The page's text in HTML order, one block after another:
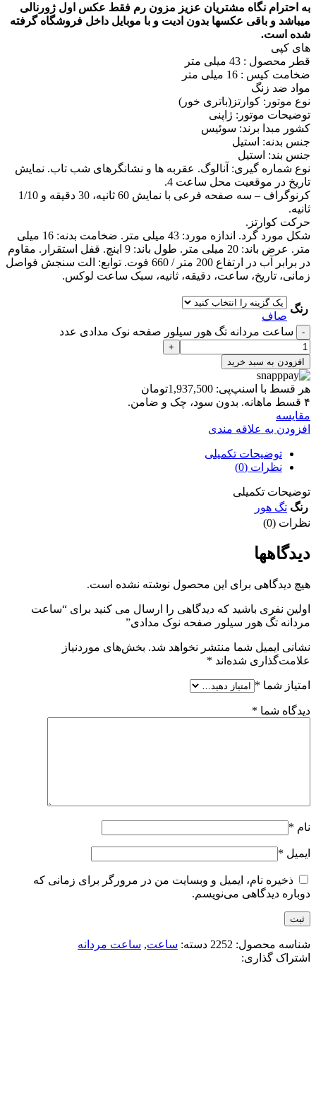
به احترام نگاه مشتریان عزیز مزون رم فقط عکس اول ژورنالی
میباشد و باقی عکسها بدون ادیت و با موبایل داخل فروشگاه گرفته
شده است.
های کپی
قطر محصول : 43 میلی متر
ضخامت کیس : 16 میلی متر
مواد ضد زنگ
نوع موتور: کوارتز(باتری خور)
توضیحات موتور: ژاپنی
کشور مبدا برند: سوئیس
جنس بدنه: استیل
جنس بند: استیل
نوع شماره گیری: آنالوگ. عقربه ها و نشانگرهای شب تاب. نمایش
تاریخ در موقعیت محل ساعت 4.
کرنوگراف – سه صفحه فرعی با نمایش 60 ثانیه، 30 دقیقه و 1/10
ثانیه.
حرکت کوارتز.
شکل مورد گرد. اندازه مورد: 43 میلی متر. ضخامت بدنه: 16 میلی
متر. عرض باند: 20 میلی متر. طول باند: 9 اینچ. قفل استقرار. مقاوم
در برابر آب در ارتفاع 200 متر / 660 فوت. توابع: الت سنجش فواصل
زمانی، تاریخ، ساعت، دقیقه، ثانیه، سبک ساعت لوکس.
رنگ
صاف
ساعت مردانه تگ هور سيلور صفحه نوک مدادی عدد
افزودن به سبد خرید
هر قسط با اسنپ‌پی: 1,937,500تومان
۴ قسط ماهانه. بدون سود، چک و ضامن.
مقايسه
افزودن به علاقه مندی
توضیحات تکمیلی
نظرات (0)
توضیحات تکمیلی
رنگ تگ هور
نظرات (0)
دیدگاهها
هیچ دیدگاهی برای این محصول نوشته نشده است.
اولین نفری باشید که دیدگاهی را ارسال می کنید برای “ساعت
مردانه تگ هور سيلور صفحه نوک مدادی”
نشانی ایمیل شما منتشر نخواهد شد. بخش‌های موردنیاز
علامت‌گذاری شده‌اند *
امتیاز شما *
دیدگاه شما *
نام *
ایمیل *
ذخیره نام، ایمیل و وبسایت من در مرورگر برای زمانی که
دوباره دیدگاهی می‌نویسم.
شناسه محصول: 2252 دسته: ساعت, ساعت مردانه
اشتراک گذاری: